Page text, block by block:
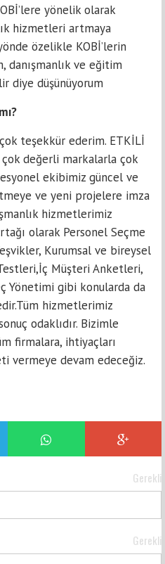
yönelik olarak
hizmetleri artmaya
özelikle KOBİ’lerin
ve eğitim
diye düşünüyorum
teşekkür ederim. ETKİLİ
değerli markalarla çok
ekibimiz güncel ve
ve yeni projelere imza
hizmetlerimiz
olarak Personel Seçme
Kurumsal ve bireysel
Müşteri Anketleri,
Yönetimi gibi konularda da
hizmetlerimiz
odaklıdır. Bizimle
firmalara, ihtiyaçları
vermeye devam edeceğiz.
Gerekli
Gerekli